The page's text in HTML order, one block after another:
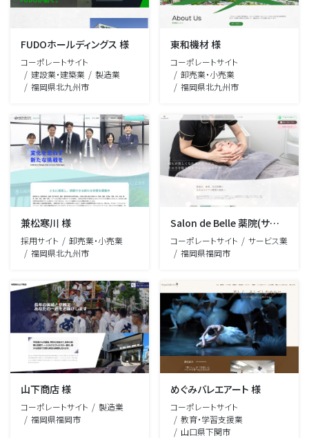
FUDOホールディングス 様
コーポレートサイト
建設業・建築業
製造業
福岡県北九州市
東和機材 様
コーポレートサイト
卸売業・小売業
福岡県北九州市
兼松寒川 様
採用サイト
卸売業・小売業
福岡県北九州市
Salon de Belle 薬院(サロンドベル) 様
コーポレートサイト
サービス業
福岡県福岡市
山下商店 様
コーポレートサイト
製造業
福岡県福岡市
めぐみバレエアート 様
コーポレートサイト
教育・学習支援業
山口県下関市